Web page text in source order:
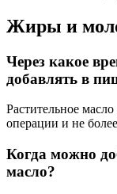
Жиры и
Через какое
добавлять в
Растительное
операции и не
Когда можно
масло?